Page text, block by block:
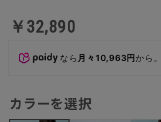
￥32,890
なら 月々10,963円から
カラーを選択